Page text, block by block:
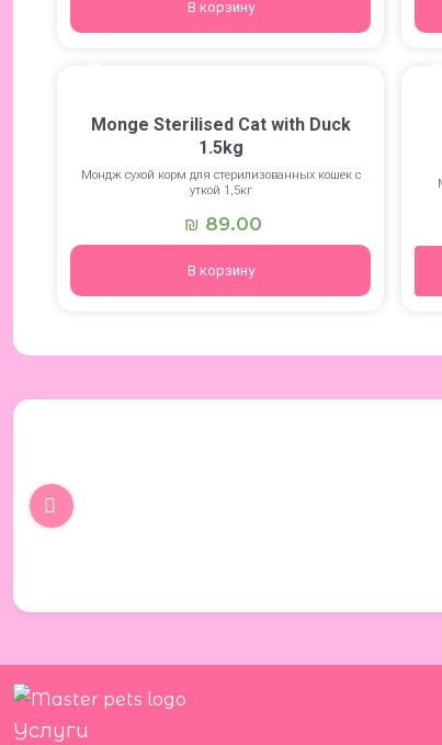
В корзину
Monge Sterilised Cat with Duck
1.5kg
Мондж сухой корм для стерилизованных кошек с
уткой 1,5кг
₪ 89.00
В корзину
Услуги